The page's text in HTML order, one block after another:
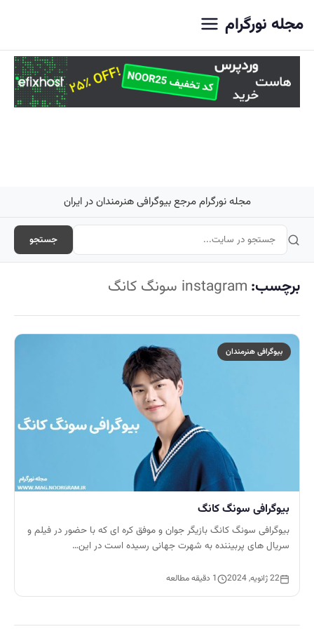
مجله نورگرام
مجله نورگرام مرجع بیوگرافی هنرمندان در ایران
جستجو
برچسب: instagram سونگ کانگ
بیوگرافی هنرمندان
بیوگرافی سونگ کانگ
بیوگرافی سونگ کانگ بازیگر جوان و موفق کره ای که با حضور در فیلم و
سریال های پربیننده به شهرت جهانی رسیده است در این…
22 ژانویه, 2024 1 دقیقه مطالعه